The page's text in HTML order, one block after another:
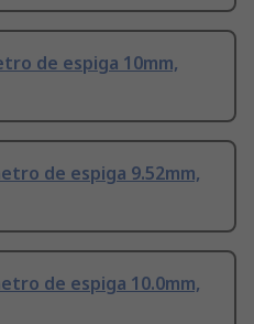
de espiga 10mm,
de espiga 9.52mm,
de espiga 10.0mm,